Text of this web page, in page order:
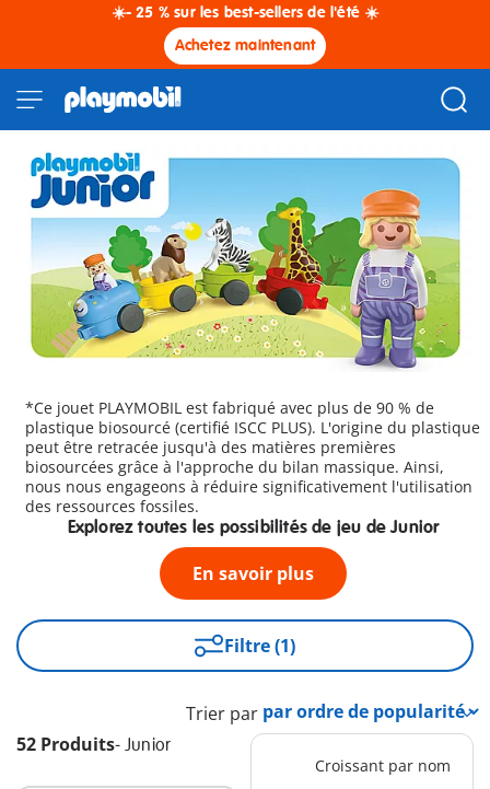
☀️- 25 % sur les best-sellers de l'été ☀️
Achetez maintenant
*Ce jouet PLAYMOBIL est fabriqué avec plus de 90 % de
plastique biosourcé (certifié ISCC PLUS). L'origine du plastique
peut être retracée jusqu'à des matières premières
biosourcées grâce à l'approche du bilan massique. Ainsi,
nous nous engageons à réduire significativement l'utilisation
des ressources fossiles.
Explorez toutes les possibilités de jeu de Junior
En savoir plus
Filtre (1)
52 Produits- Junior
Trier par
Croissant par nom